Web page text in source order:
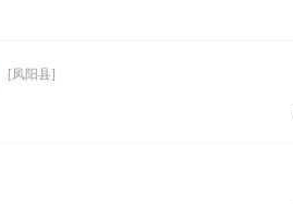
[凤阳县]